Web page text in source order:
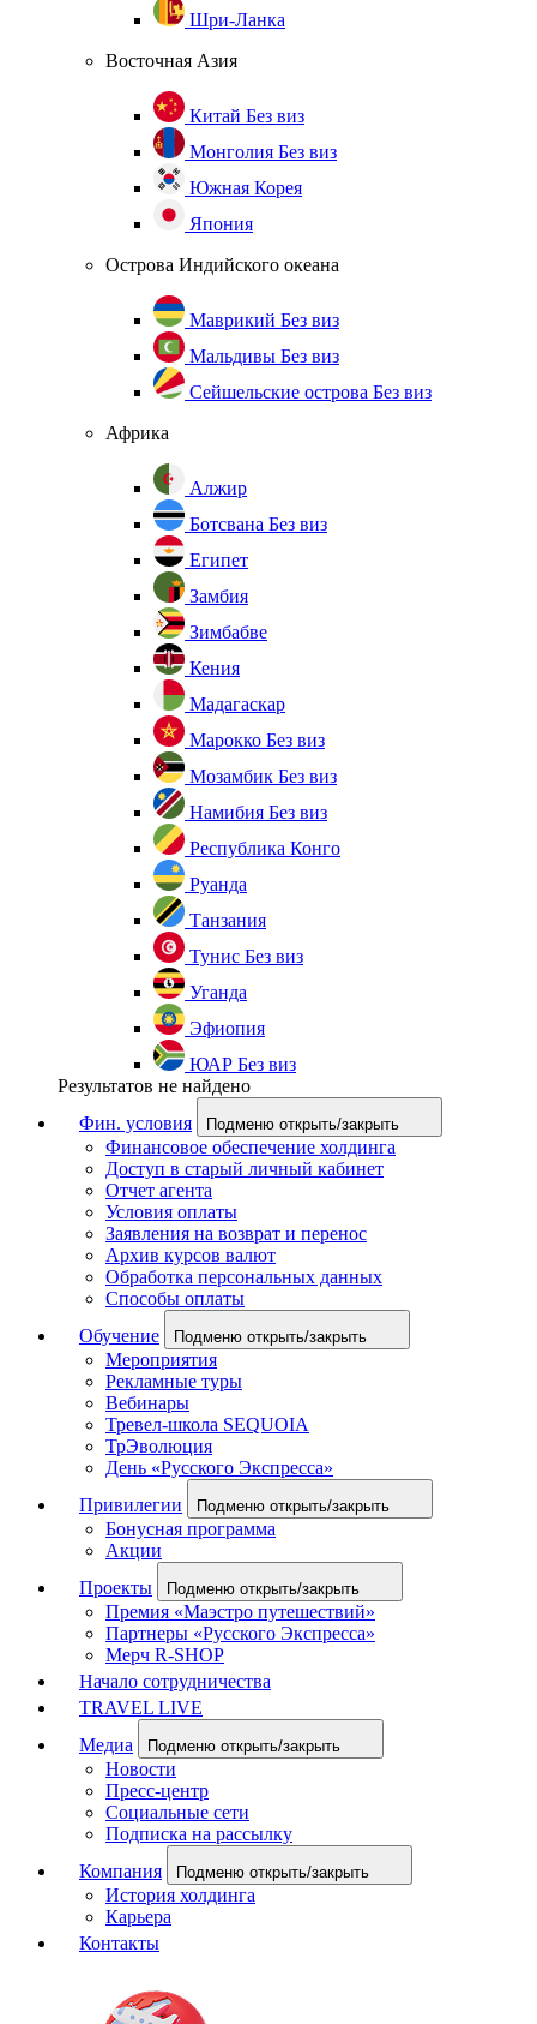
Шри-Ланка
Восточная Азия
Китай Без виз
Монголия Без виз
Южная Корея
Япония
Острова Индийского океана
Маврикий Без виз
Мальдивы Без виз
Сейшельские острова Без виз
Африка
Алжир
Ботсвана Без виз
Египет
Замбия
Зимбабве
Кения
Мадагаскар
Марокко Без виз
Мозамбик Без виз
Намибия Без виз
Республика Конго
Руанда
Танзания
Тунис Без виз
Уганда
Эфиопия
ЮАР Без виз
Результатов не найдено
Фин. условия
Подменю открыть/закрыть
Финансовое обеспечение холдинга
Доступ в старый личный кабинет
Отчет агента
Условия оплаты
Заявления на возврат и перенос
Архив курсов валют
Обработка персональных данных
Способы оплаты
Обучение
Подменю открыть/закрыть
Мероприятия
Рекламные туры
Вебинары
Тревел-школа SEQUOIA
ТрЭволюция
День «Русского Экспресса»
Привилегии
Подменю открыть/закрыть
Бонусная программа
Акции
Проекты
Подменю открыть/закрыть
Премия «Маэстро путешествий»
Партнеры «Русского Экспресса»
Мерч R-SHOP
Начало сотрудничества
TRAVEL LIVE
Медиа
Подменю открыть/закрыть
Новости
Пресс-центр
Социальные сети
Подписка на рассылку
Компания
Подменю открыть/закрыть
История холдинга
Карьера
Контакты